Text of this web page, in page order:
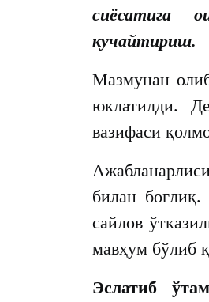
сиёсатига
кучайтириш.
Мазмунан
юклатилди.
вазифаси
билан
сайлов
мавҳум бўлиб
Эслатиб